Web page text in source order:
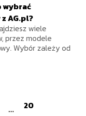
wybrać
AG.pl?
wiele
przez modele
Wybór zależy od
... 20